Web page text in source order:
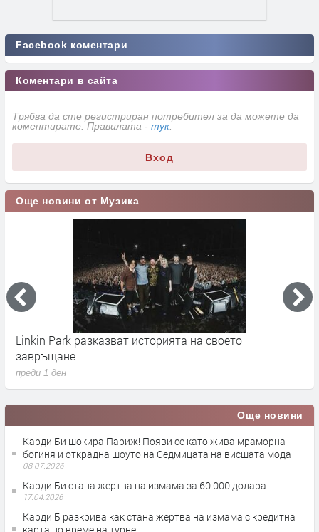
Facebook коментари
Коментари в сайта
Трябва да сте регистриран потребител за да можете да
коментирате. Правилата - тук
Вход
Още новини от Музика
Madonna и Kylie Minogue пуснаха първия си
съвместен сингъл
преди 1 ден
Още новини
Карди Би шокира Париж! Появи се като жива мраморна
богиня и открадна шоуто на Седмицата на висшата мода
08.07.2026
Карди Би стана жертва на измама за 60 000 долара
17.04.2026
Карди Б разкрива как стана жертва на измама с кредитна